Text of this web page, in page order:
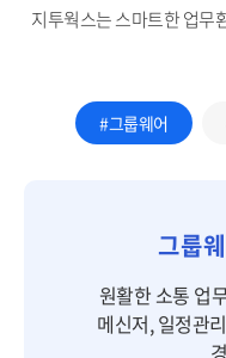
지투웍스는 스마트한 업무
#그룹웨어
그룹
원활한 소통 업
메신저, 일정관